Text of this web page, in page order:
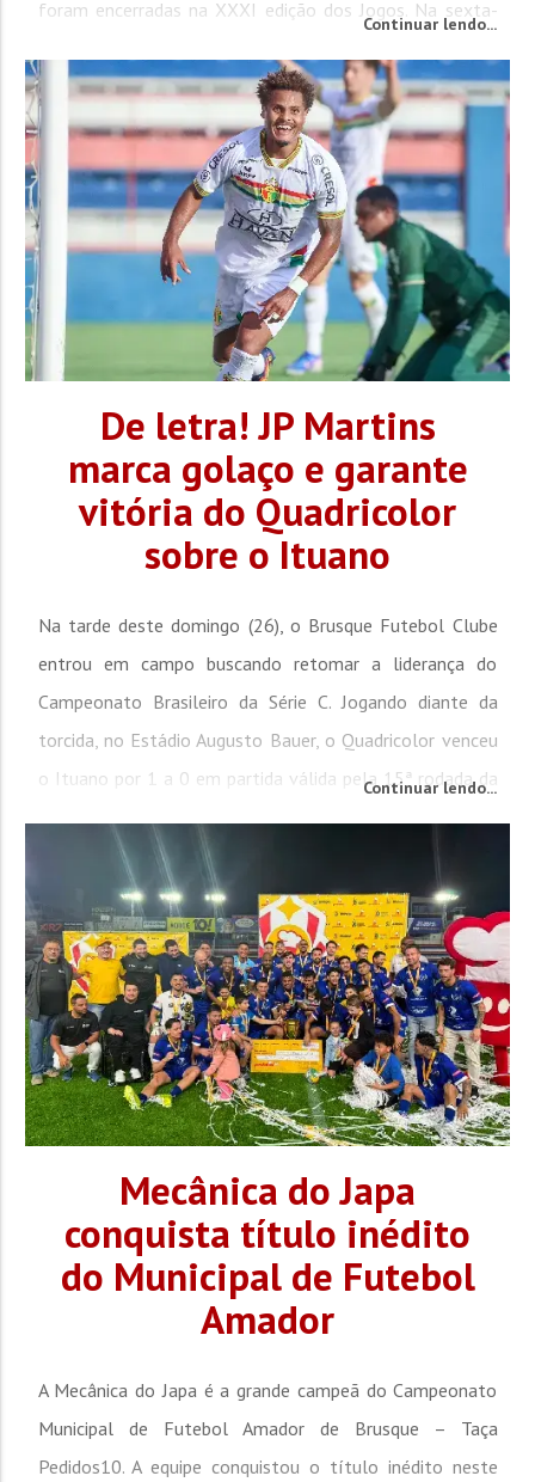
foram encerradas na XXXI edição dos Jogos. Na sexta-
No masculino, a comunidade Volta Grande conquistou o
título ao...
Continuar lendo...
De letra! JP Martins
marca golaço e garante
vitória do Quadricolor
sobre o Ituano
Na tarde deste domingo (26), o Brusque Futebol Clube
entrou em campo buscando retomar a liderança do
Campeonato Brasileiro da Série C. Jogando diante da
torcida, no Estádio Augusto Bauer, o Quadricolor venceu
o Ituano por 1 a 0 em partida válida pela 15ª rodada da
do Brusque. A equipe tentava buscar o ataque, mas
encontrava dificuldades diante da boa marcação do
Ituano,...
Continuar lendo...
Mecânica do Japa
conquista título inédito
do Municipal de Futebol
Amador
A Mecânica do Japa é a grande campeã do Campeonato
Municipal de Futebol Amador de Brusque – Taça
Pedidos10. A equipe conquistou o título inédito neste